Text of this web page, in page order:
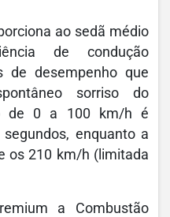
ao sedã médio
de condução
de desempenho que
sorriso do
de 0 a 100 km/h é
enquanto a
os 210 km/h (limitada
a Combustão